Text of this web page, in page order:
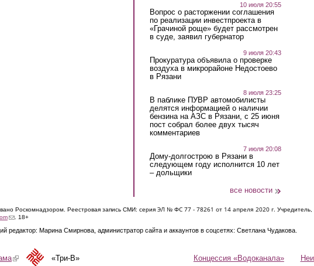
10 июля 20:55
Вопрос о расторжении соглашения
по реализации инвестпроекта в
«Грачиной роще» будет рассмотрен
в суде, заявил губернатор
9 июля 20:43
Прокуратура объявила о проверке
воздуха в микрорайоне Недостоево
в Рязани
8 июля 23:25
В паблике ПУВР автомобилисты
делятся информацией о наличии
бензина на АЗС в Рязани, с 25 июня
пост собрал более двух тысяч
комментариев
7 июля 20:08
Дому-долгострою в Рязани в
следующем году исполнится 10 лет
– дольщики
все новости
Роскомнадзором. Реестровая запись СМИ: серия ЭЛ № ФС 77 - 78261 от 14 апреля 2020 г.
(link sends e-mail)
. 18+
редактор: Марина Смирнова, администратор сайта и аккаунтов в соцсетях: Светлана Чудакова.
Концессия «Водоканала»
(link is external)«Три-В»